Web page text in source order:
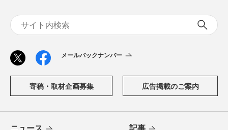
メールバックナンバー
寄稿・取材企画募集 広告掲載のご案内